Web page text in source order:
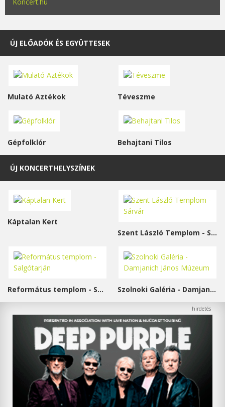
ÚJ ELŐADÓK ÉS EGYÜTTESEK
Mulató Aztékok Téveszme
Gépfolklór Behajtani Tilos
ÚJ KONCERTHELYSZÍNEK
Káptalan Kert
Szent László Templom - Sárvár
Református templom - Salgótarján Szolnoki Galéria - Damjanich János Múzeum